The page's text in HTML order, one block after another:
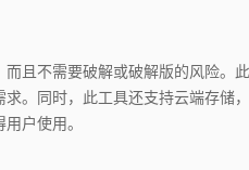
且不需要破解或破解版的风险。
。同时，此工具还支持云端存储
户使用。